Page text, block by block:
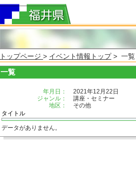
トップページ > イベント情報トップ> 一覧
一覧
年月日：
2021年12月22日
ジャンル：
講座・セミナー
地区：
その他
タイトル
データがありません。